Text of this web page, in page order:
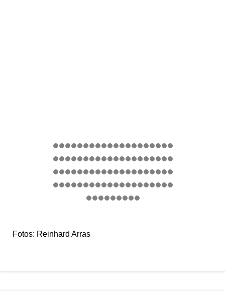
Fotos: Reinhard Arras